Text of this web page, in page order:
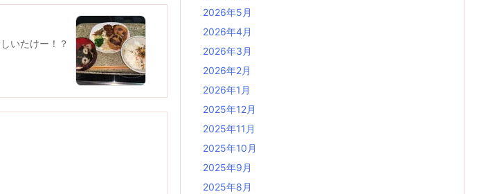
いたけー！？
2026年5月
2026年4月
2026年3月
2026年2月
2026年1月
2025年12月
2025年11月
2025年10月
2025年9月
2025年8月